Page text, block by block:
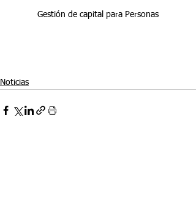
Gestión de capital para Personas
Noticias